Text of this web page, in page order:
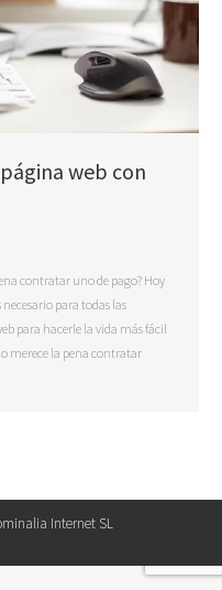
web con
contratar uno de pago? Hoy
para todas las
para hacerle la vida más fácil
merece la pena contratar
Internet SL